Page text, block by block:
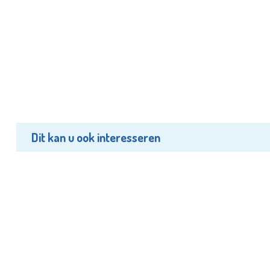
Dit kan u ook interesseren